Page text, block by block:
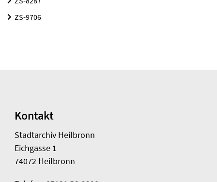
ZS-9706
Kontakt
Stadtarchiv Heilbronn
Eichgasse 1
74072 Heilbronn